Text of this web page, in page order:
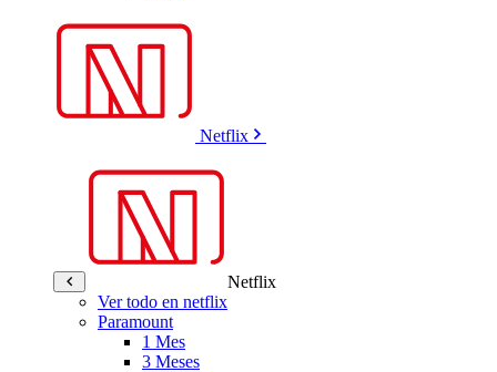
Netflix
Netflix
Ver todo en netflix
Paramount
1 Mes
3 Meses